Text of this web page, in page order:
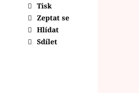
Tisk
Zeptat se
Hlídat
Sdílet